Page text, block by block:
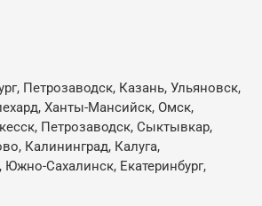
Петрозаводск, Казань, Ульяновск,
Ханты-Мансийск, Омск,
Петрозаводск, Сыктывкар,
Калининград, Калуга,
Сахалинск, Екатеринбург,